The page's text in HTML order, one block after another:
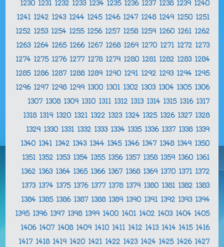
1230 1231 1232 1233 1234 1235 1236 1237 1238 1239 1240
1241 1242 1243 1244 1245 1246 1247 1248 1249 1250 1251
1252 1253 1254 1255 1256 1257 1258 1259 1260 1261 1262
1263 1264 1265 1266 1267 1268 1269 1270 1271 1272 1273
1274 1275 1276 1277 1278 1279 1280 1281 1282 1283 1284
1285 1286 1287 1288 1289 1290 1291 1292 1293 1294 1295
1296 1297 1298 1299 1300 1301 1302 1303 1304 1305 1306
1307 1308 1309 1310 1311 1312 1313 1314 1315 1316 1317
1318 1319 1320 1321 1322 1323 1324 1325 1326 1327 1328
1329 1330 1331 1332 1333 1334 1335 1336 1337 1338 1339
1340 1341 1342 1343 1344 1345 1346 1347 1348 1349 1350
1351 1352 1353 1354 1355 1356 1357 1358 1359 1360 1361
1362 1363 1364 1365 1366 1367 1368 1369 1370 1371 1372
1373 1374 1375 1376 1377 1378 1379 1380 1381 1382 1383
1384 1385 1386 1387 1388 1389 1390 1391 1392 1393 1394
1395 1396 1397 1398 1399 1400 1401 1402 1403 1404 1405
1406 1407 1408 1409 1410 1411 1412 1413 1414 1415 1416
1417 1418 1419 1420 1421 1422 1423 1424 1425 1426 1427